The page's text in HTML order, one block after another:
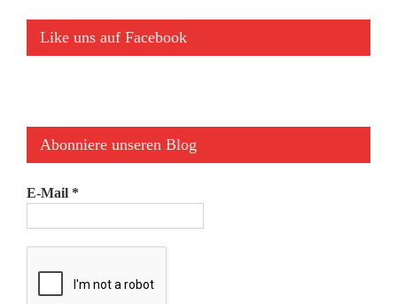
Like uns auf Facebook
Abonniere unseren Blog
E-Mail *